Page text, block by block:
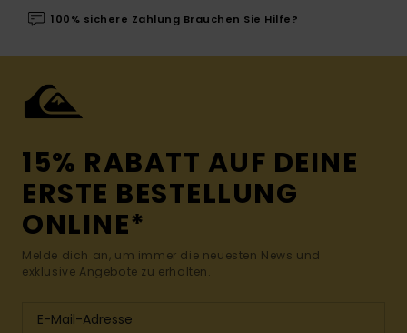
100% sichere Zahlung Brauchen Sie Hilfe?
15% RABATT AUF DEINE
ERSTE BESTELLUNG
ONLINE*
Melde dich an, um immer die neuesten News und
exklusive Angebote zu erhalten.